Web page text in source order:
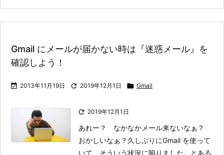
Gmail にメールが届かない時は『迷惑メール』を
確認しよう！
 2013年11月19日  2019年12月1日  Gmail
 2019年12月1日
あれー？ なかなかメール来ないなぁ？
おかしいなぁ？ 久しぶりにGmail を使って
いて、そういう状況に陥りました。
とある